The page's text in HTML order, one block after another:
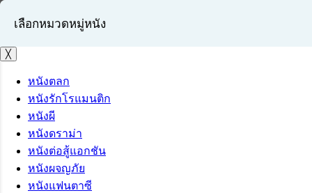
เข้าสู่ระบบ
สมัครสมาชิก
เลือกหมวดหมู่หนัง
╳
หนังตลก
หนังรักโรแมนติก
หนังผี
หนังดราม่า
หนังต่อสู้แอกชัน
หนังผจญภัย
หนังแฟนตาซี